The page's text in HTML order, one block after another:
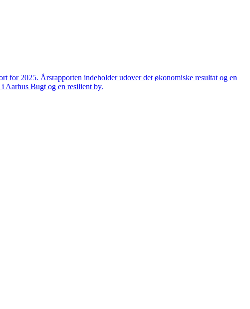
for 2025. Årsrapporten indeholder udover det økonomiske resultat og en
Aarhus Bugt og en resilient by.